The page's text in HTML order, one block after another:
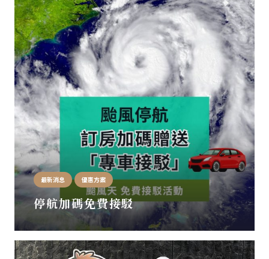
最新消息 優惠方案
停航加碼免費接駁